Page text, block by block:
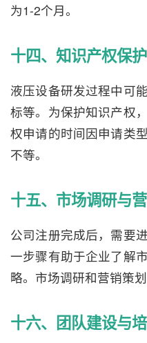
为1-2个月。
十四、知识产权保护
液压设备研发过程中可
标等。为保护知识产权
权申请的时间因申请类
不等。
十五、市场调研与
公司注册完成后，需要
一步骤有助于企业了解
略。市场调研和营销策
十六、团队建设与